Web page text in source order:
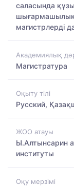
саласында
шығармашылық
магистрлерді
Академиялық
Магистратура
Оқыту тілі
Русский,
ЖОО атауы
Ы.Алтынсарин
институты
Оқу мерзімі